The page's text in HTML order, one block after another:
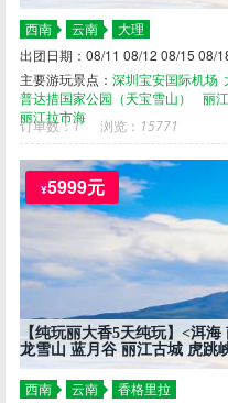
西南 云南
大理
出团日期：08/11 08/12 08/15 08/
主要游玩景点：深圳宝安国际机场
普达措国家公园（天宝雪山）
丽
丽江拉市海
订单数：1 浏览： 15771
【纯玩丽大香5天纯玩】<洱
龙雪山 蓝月谷 丽江古城 虎跳
西南 云南 香格里拉
¥5999元